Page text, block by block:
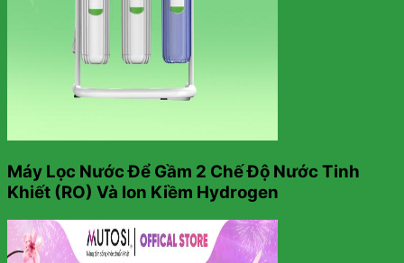
Máy Lọc Nước Để Gầm 2 Chế Độ Nước Tinh
Khiết (RO) Và Ion Kiềm Hydrogen